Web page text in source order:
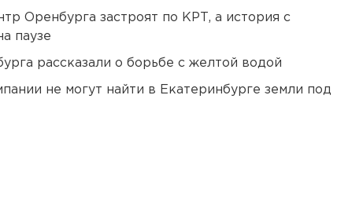
Оренбурга застроят по КРТ, а история с
паузе
рассказали о борьбе с желтой водой
не могут найти в Екатеринбурге земли под